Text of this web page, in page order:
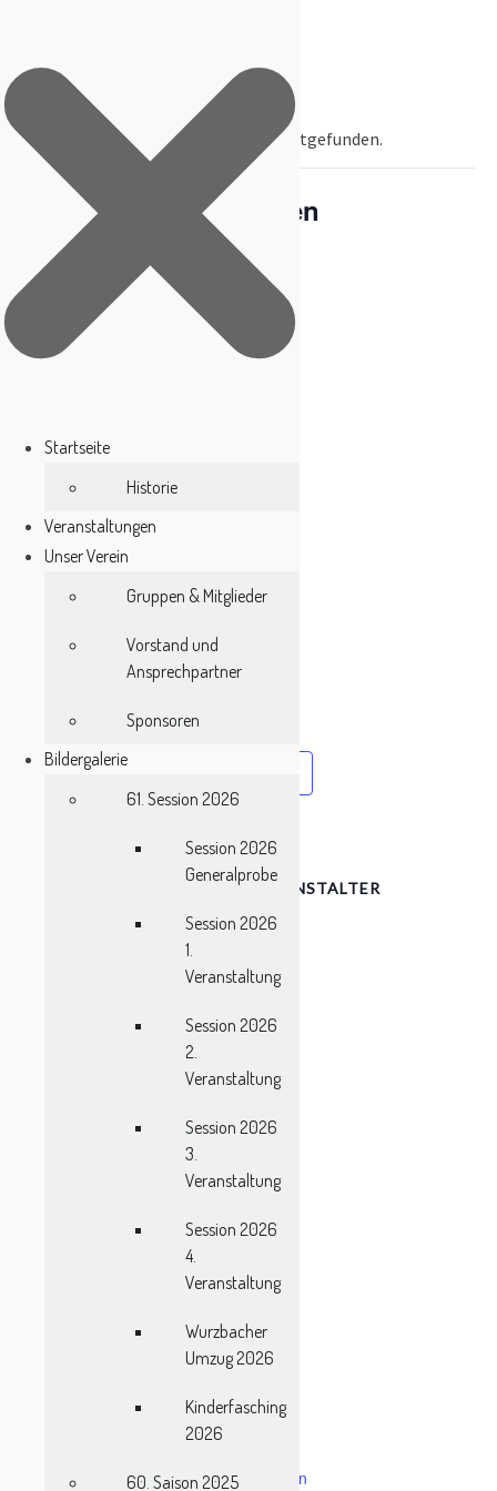
« Alle Veranstaltungen
Diese Veranstaltung hat bereits stattgefunden.
Kinderfasching mit den
Waldspitzbuben
Februar 15 um 13:00 Uhr
Zum Kalender hinzufügen
VERANSTALTER
KCL
Lehesten
07349 Google Karte anzeigen
Startseite
Historie
Veranstaltungen
Unser Verein
Gruppen & Mitglieder
Vorstand und
Ansprechpartner
Sponsoren
Bildergalerie
61. Session 2026
Session 2026
Generalprobe
Session 2026
1.
Veranstaltung
Session 2026
2.
Veranstaltung
Session 2026
3.
Veranstaltung
Session 2026
4.
Veranstaltung
Wurzbacher
Umzug 2026
Kinderfasching
2026
60. Saison 2025